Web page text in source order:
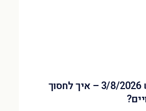
חזק בעו״ש 3/8/2026 – איך לחסוך